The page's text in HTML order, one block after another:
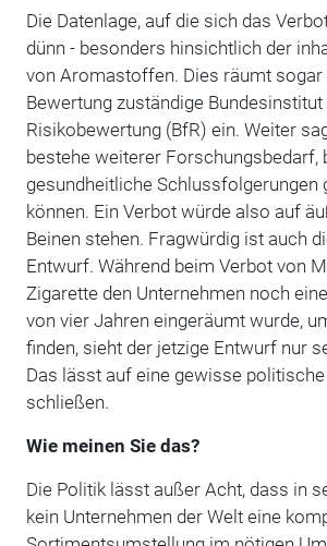
Die Datenlage, auf die sich das
dünn - besonders hinsichtlich der
von Aromastoffen. Dies räumt sogar
Bewertung zuständige
Risikobewertung (BfR) ein. Weiter
bestehe weiterer Forschungsbedarf,
gesundheitliche Schlussfolgerungen
können. Ein Verbot würde also auf
Beinen stehen. Fragwürdig ist auch
Entwurf. Während beim Verbot von
Zigarette den Unternehmen noch
von vier Jahren eingeräumt wurde,
finden, sieht der jetzige Entwurf nur
Das lässt auf eine gewisse
schließen.
Wie meinen Sie das?
Die Politik lässt außer Acht, dass in
kein Unternehmen der Welt eine